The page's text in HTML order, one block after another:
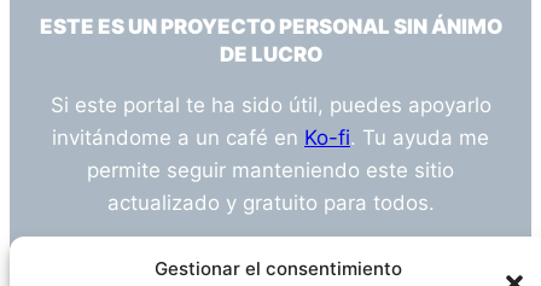
Gestionar el consentimiento
ESTE ES UN PROYECTO PERSONAL SIN ÁNIMO
DE LUCRO
Si este portal te ha sido útil, puedes apoyarlo
invitándome a un café en Ko-fi. Tu ayuda me
permite seguir manteniendo este sitio
actualizado y gratuito para todos.
¿Tienes alguna duda o sugerencia? Escríbeme